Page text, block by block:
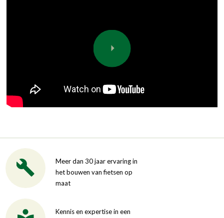
Meer dan 30 jaar ervaring in
het bouwen van fietsen op
maat
Kennis en expertise in een